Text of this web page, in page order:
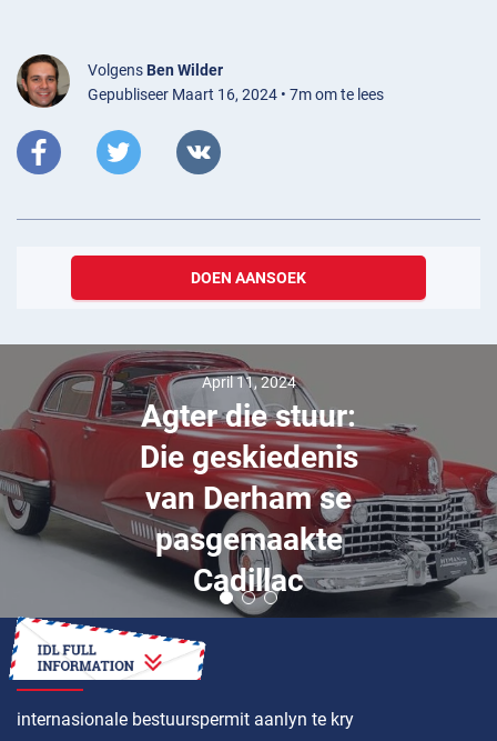
Volgens Ben Wilder
Gepubliseer Maart 16, 2024 • 7m om te lees
DOEN AANSOEK
April 11, 2024
Agter die stuur:
Die geskiedenis
van Derham se
pasgemaakte
Cadillac
HOE OM ’N
internasionale bestuurspermit aanlyn te kry